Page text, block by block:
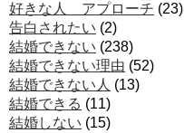
好きな人 アプローチ (23)
告白されたい (2)
結婚できない (238)
結婚できない理由 (52)
結婚できない人 (13)
結婚できる (11)
結婚しない (15)